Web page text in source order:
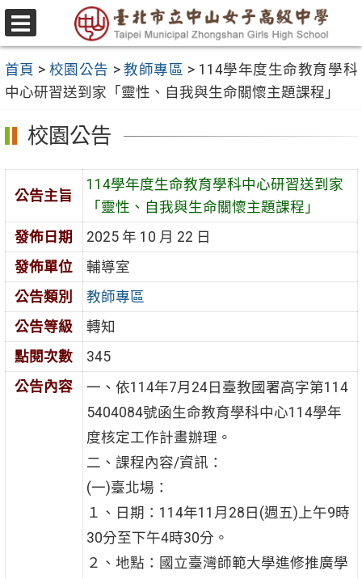
跳
至
要
內
容
區
選
單
首頁 > 校園公告 >教師專區 > 114學年度生命教育學科
中心研習送到家「靈性、自我與生命關懷主題課程」
校園公告
公告主旨
114學年度生命教育學科中心研習送到家
「靈性、自我與生命關懷主題課程」
發佈日期
2025 年 10 月 22 日
發佈單位
輔導室
公告類別
教師專區
公告等級
轉知
點閱次數
345
公告內容
一、依114年7月24日臺教國署高字第114
5404084號函生命教育學科中心114學年
度核定工作計畫辦理。
二、課程內容/資訊：
(一)臺北場：
１、日期：114年11月28日(週五)上午9時
30分至下午4時30分。
２、地點：國立臺灣師範大學進修推廣學